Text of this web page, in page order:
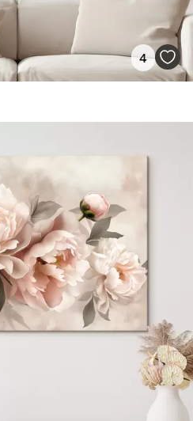
4